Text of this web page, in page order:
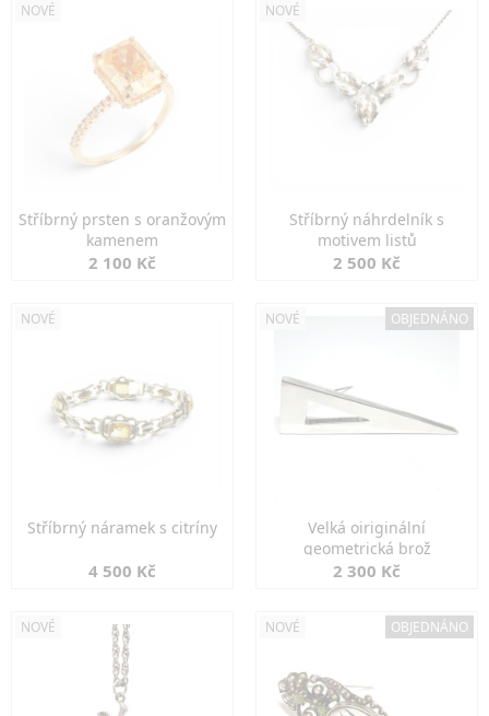
NOVÉ
Stříbrný prsten s oranžovým
kamenem
2 100 Kč
NOVÉ
Stříbrný náhrdelník s
motivem listů
2 500 Kč
NOVÉ
Stříbrný náramek s citríny
4 500 Kč
NOVÉ OBJEDNÁNO
Velká oiriginální
geometrická brož
2 300 Kč
NOVÉ NOVÉ OBJEDNÁNO